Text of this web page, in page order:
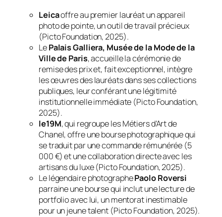
Leicaoffre au premier lauréat un appareil
photo de pointe, un outil de travail précieux
(Picto Foundation, 2025).
LePalais Galliera, Musée de la Mode de la
Ville de Paris, accueille la cérémonie de
remise des prix et, fait exceptionnel, intègre
les œuvres des lauréats dans ses collections
publiques, leur conférant une légitimité
institutionnelle immédiate (Picto Foundation,
2025).
le19M, qui regroupe les Métiers d’Art de
Chanel, offre une bourse photographique qui
se traduit par une commande rémunérée (5
000 €) et une collaboration directe avec les
artisans du luxe (Picto Foundation, 2025).
Le légendaire photographePaolo Roversi
parraine une bourse qui inclut une lecture de
portfolio avec lui, un mentorat inestimable
pour un jeune talent (Picto Foundation, 2025).